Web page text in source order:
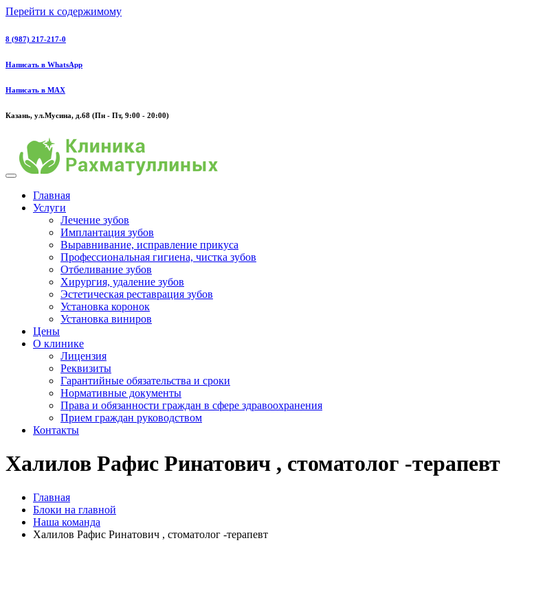
Перейти к содержимому
8 (987) 217-217-0
Написать в WhatsApp
Написать в MAX
Казань, ул.Мусина, д.68 (Пн - Пт, 9:00 - 20:00)
Главная
Услуги
Лечение зубов
Имплантация зубов
Выравнивание, исправление прикуса
Профессиональная гигиена, чистка зубов
Отбеливание зубов
Хирургия, удаление зубов
Эстетическая реставрация зубов
Установка коронок
Установка виниров
Цены
О клинике
Лицензия
Реквизиты
Гарантийные обязательства и сроки
Нормативные документы
Права и обязанности граждан в сфере здравоохранения
Прием граждан руководством
Контакты
Халилов Рафис Ринатович , стоматолог -терапевт
Главная
Блоки на главной
Наша команда
Халилов Рафис Ринатович , стоматолог -терапевт